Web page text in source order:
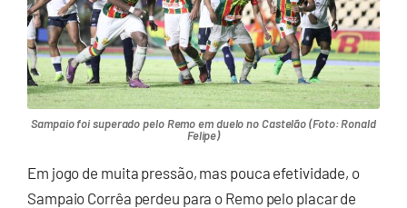
Sampaio foi superado pelo Remo em duelo no Castelão (Foto: Ronald
Felipe)
Em jogo de muita pressão, mas pouca efetividade, o
Sampaio Corrêa perdeu para o Remo pelo placar de